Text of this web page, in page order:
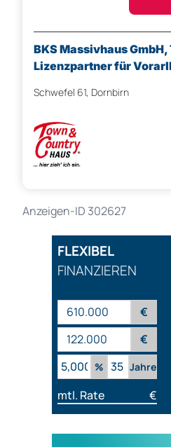
BKS Massivhaus
Lizenzpartner für
Schwefel 61, Dornbirn
Anzeigen-ID 302627
FLEXIBEL
FINANZIEREN
€
€
%
Jahre
mtl. Rate €